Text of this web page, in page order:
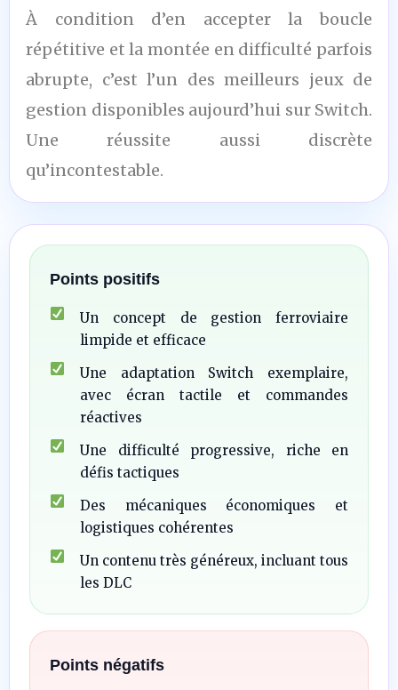
À condition d’en accepter la boucle
répétitive et la montée en difficulté parfois
abrupte, c’est l’un des meilleurs jeux de
gestion disponibles aujourd’hui sur Switch.
Une réussite aussi discrète
qu’incontestable.
Points positifs
Un concept de gestion ferroviaire
limpide et efficace
Une adaptation Switch exemplaire,
avec écran tactile et commandes
réactives
Une difficulté progressive, riche en
défis tactiques
Des mécaniques économiques et
logistiques cohérentes
Un contenu très généreux, incluant tous
les DLC
Points négatifs